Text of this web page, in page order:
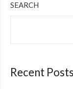
SEARCH
Recent Posts